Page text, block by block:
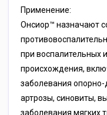
Применение:
Онсиор™ назначают
при воспалительных
происхождения,
заболевания опорно-
артрозы, синовиты,
заболевания мягких